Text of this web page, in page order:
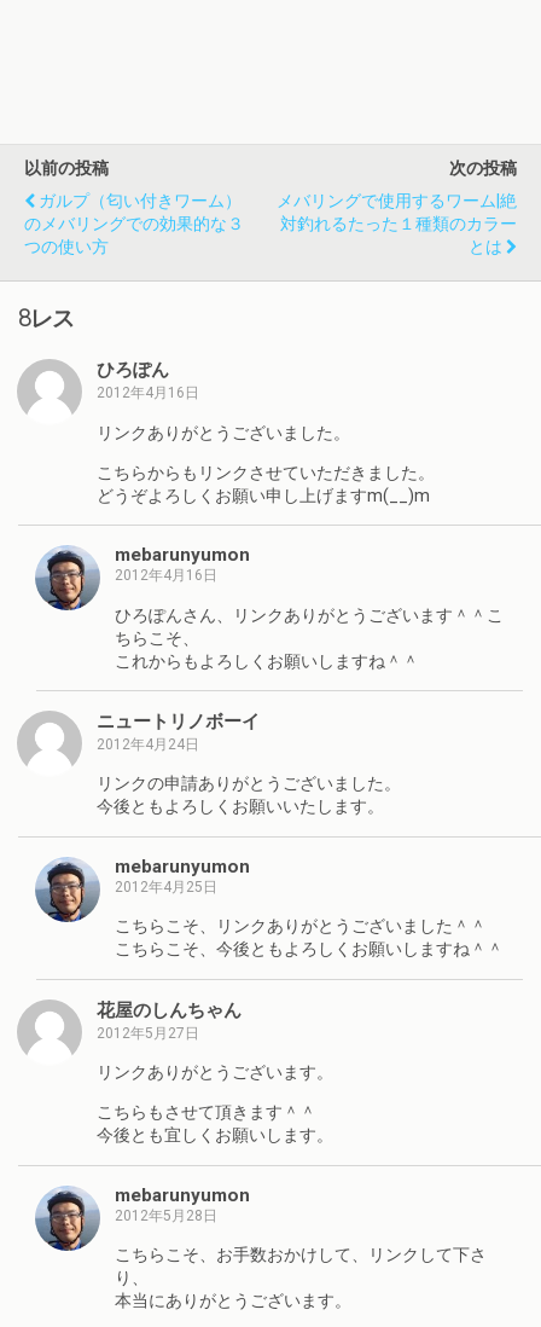
以前の投稿
ガルプ（匂い付きワーム）
のメバリングでの効果的な３
つの使い方
次の投稿
メバリングで使用するワーム|絶
対釣れるたった１種類のカラー
とは
8レス
ひろぽん
2012年4月16日
リンクありがとうございました。
こちらからもリンクさせていただきました。
どうぞよろしくお願い申し上げますm(__)m
mebarunyumon
2012年4月16日
ひろぽんさん、リンクありがとうございます＾＾こ
ちらこそ、
これからもよろしくお願いしますね＾＾
ニュートリノボーイ
2012年4月24日
リンクの申請ありがとうございました。
今後ともよろしくお願いいたします。
mebarunyumon
2012年4月25日
こちらこそ、リンクありがとうございました＾＾
こちらこそ、今後ともよろしくお願いしますね＾＾
花屋のしんちゃん
2012年5月27日
リンクありがとうございます。
こちらもさせて頂きます＾＾
今後とも宜しくお願いします。
mebarunyumon
2012年5月28日
こちらこそ、お手数おかけして、リンクして下さ
り、
本当にありがとうございます。